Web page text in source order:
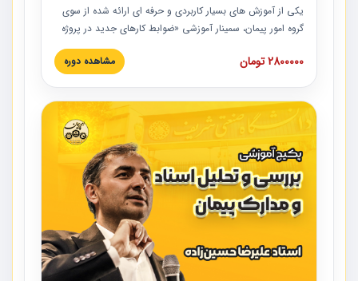
یکی از آموزش‏‏‏‏‏‏ های بسیار کاربردی و حرفه‏ ای ارائه شده از سوی
گروه امور پیمان، سمینار آموزشی «ضوابط کارهای جدید در پروژه
های عمرانی» چالش ها، تخلفات و راه حل ها با نگرش قراردادی
است که در محل سندیکای شرکت های ساختمانی کشور ارائه شد.
مدارک پیمان به همراه تجربیات عملی ارائه شده است.
2800000 تومان مشاهده دوره